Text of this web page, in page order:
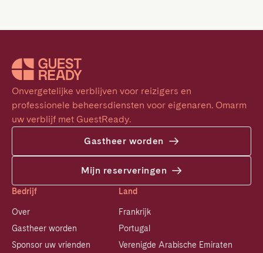
Onvergetelijke verblijven voor reizigers en
professionele beheersdiensten voor eigenaren. Omarm
uw verblijf met GuestReady.
Gastheer worden
Mijn reserveringen
Bedrijf
Over
Gastheer worden
Sponsor uw vrienden
Land
Frankrijk
Portugal
Verenigde Arabische Emiraten